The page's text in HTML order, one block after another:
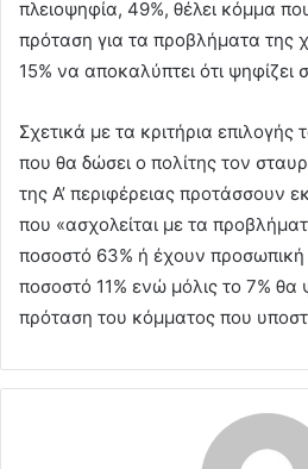
πλειοψηφία, 49%, θέλει κόμμα
πρόταση για τα προβλήματα της
15% να αποκαλύπτει ότι ψηφίζει
Σχετικά με τα κριτήρια
που θα δώσει ο πολίτης τον
της Α’ περιφέρειας προτάσσουν
που «ασχολείται με τα
ποσοστό 63% ή έχουν προσωπική
ποσοστό 11% ενώ μόλις το 7% θα
πρόταση του κόμματος που